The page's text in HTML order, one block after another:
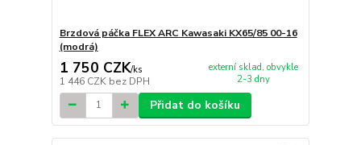
Brzdová páčka FLEX ARC Kawasaki KX65/85 00-16
(modrá)
1 750 CZK/ks
1 446 CZK bez DPH
externí sklad, obvykle
2-3 dny
Přidat do košíku